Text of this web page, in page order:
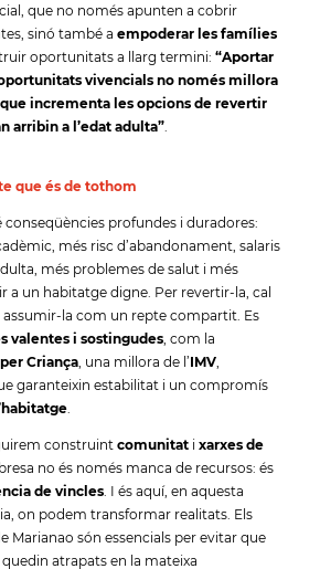
que no només apunten a cobrir
sinó també a empoderar les famílies
oportunitats a llarg termini: “Aportar
vivencials no només millora
incrementa les opcions de revertir
arribin a l’edat adulta”
que és de tothom
conseqüències profundes i duradores:
més risc d’abandonament, salaris
més problemes de salut i més
a un habitatge digne. Per revertir-la, cal
assumir-la com un repte compartit. Es
valentes i sostingudes , com la
Criança , una millora de l’IMV
garanteixin estabilitat i un compromís
construint comunitat i xarxes de
no és només manca de recursos: és
de vincles . I és aquí, en aquesta
on podem transformar realitats. Els
Marianao són essencials per evitar que
atrapats en la mateixa